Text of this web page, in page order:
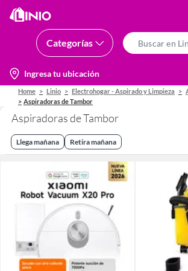
Categorías
location-
icon
Ingresa tu ubicación
Home Linio Electrohogar - Aspirado y Limpieza
Aspiradoras de Tambor
Aspiradoras de Tambor
Llega mañana Retira mañana